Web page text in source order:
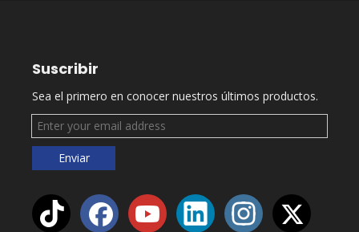
Suscribir
Sea el primero en conocer nuestros últimos productos.
Enviar